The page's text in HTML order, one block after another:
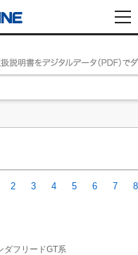
2 3 4 5 6 7 8
ダフリードGT系